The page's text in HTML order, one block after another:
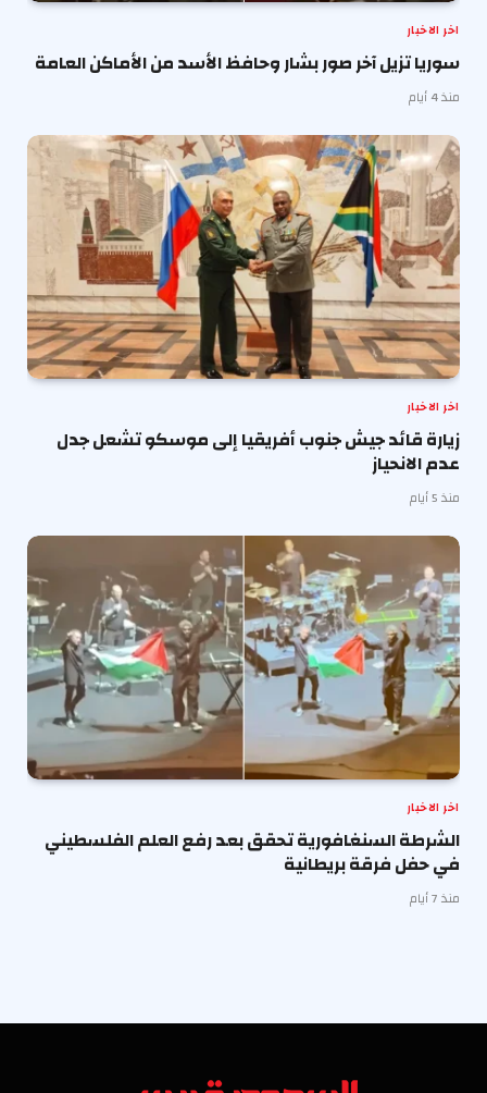
اخر الاخبار
سوريا تزيل آخر صور بشار وحافظ الأسد من الأماكن العامة
منذ 4 أيام
اخر الاخبار
زيارة قائد جيش جنوب أفريقيا إلى موسكو تشعل جدل
عدم الانحياز
منذ 5 أيام
اخر الاخبار
الشرطة السنغافورية تحقق بعد رفع العلم الفلسطيني
في حفل فرقة بريطانية
منذ 7 أيام